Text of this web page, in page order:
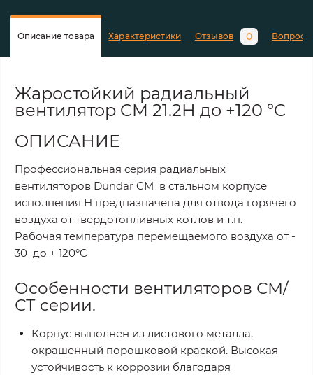
Описание товара Характеристики Отзывов 0 Вопросы
Жаростойкий радиальный
вентилятор CM 21.2Н до +120 °C
ОПИСАНИЕ
Профессиональная серия радиальных
вентиляторов Dundar CM в стальном корпусе
исполнения H предназначена для отвода горячего
воздуха от твердотопливных котлов и т.п.
Рабочая температура перемещаемого воздуха от -
30 до + 120°C
Особенности вентиляторов СМ/
СТ серии.
Корпус выполнен из листового металла,
окрашенный порошковой краской. Высокая
устойчивость к коррозии благодаря